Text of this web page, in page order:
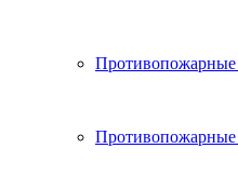
Противопожарные
Противопожарные